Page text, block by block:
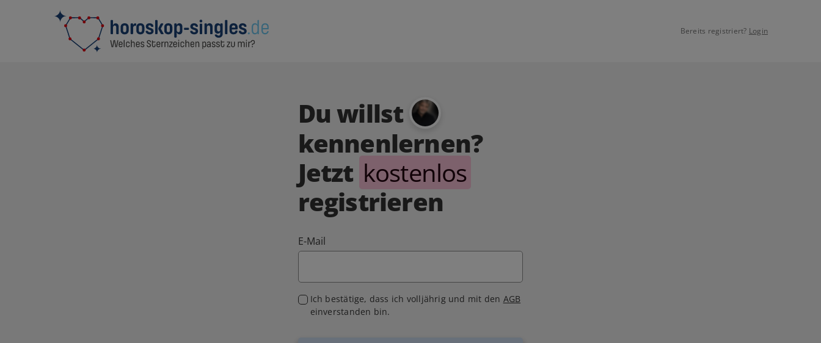
Bereits registriert? Login
Du willst
kennenlernen?
Jetzt kostenlos
registrieren
E-Mail
Ich bestätige, dass ich volljährig und mit den AGB
einverstanden bin.